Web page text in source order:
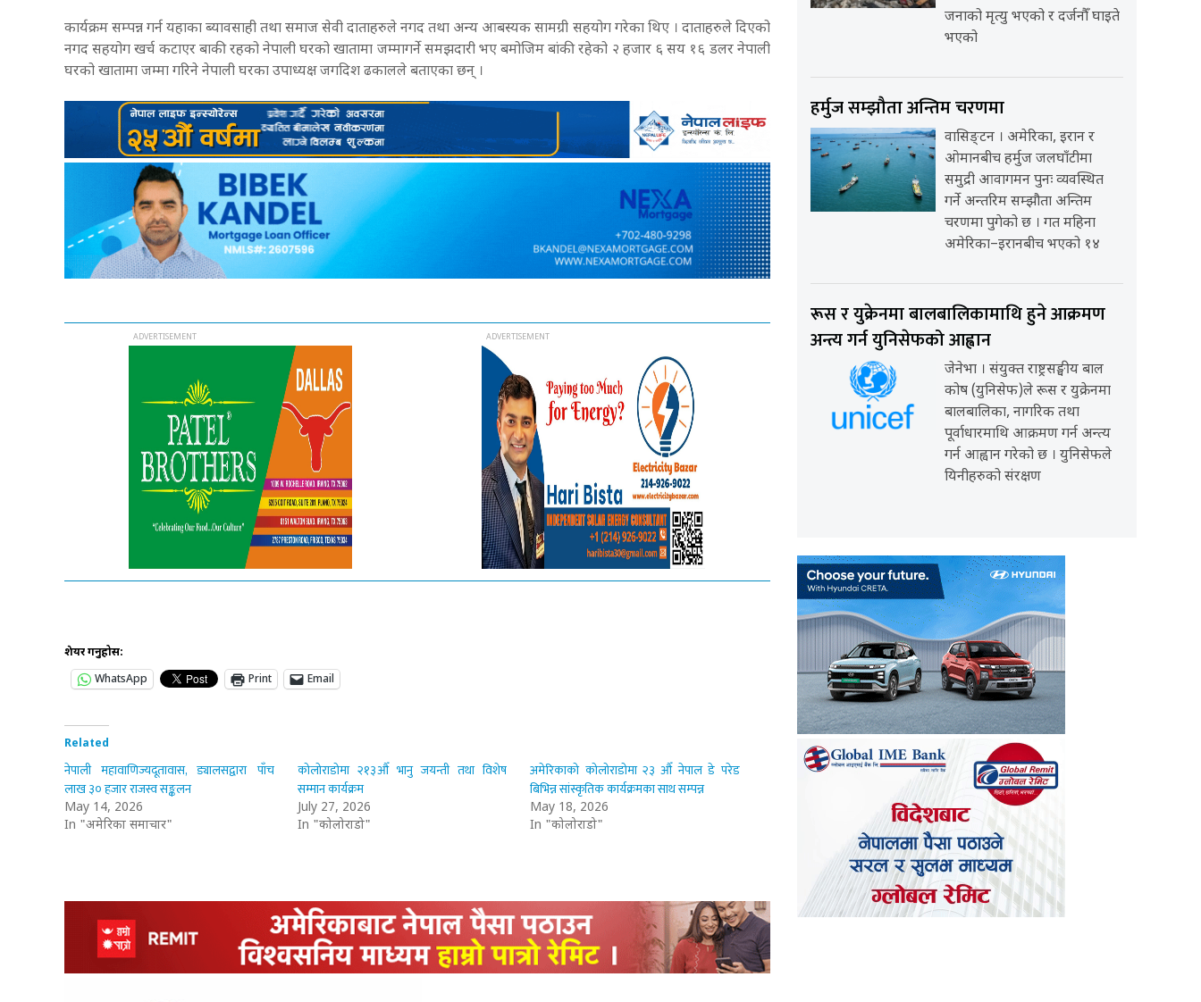
कार्यक्रम सम्पन्न गर्न यहाका ब्यावसाही तथा समाज सेवी दाताहरुले नगद तथा अन्य आबस्यक सामग्री सहयोग गरेका थिए । दाताहरुले दिएको
नगद सहयोग खर्च कटाएर बाकी रहको नेपाली घरको खातामा जम्मागर्ने समझदारी भए बमोजिम बांकी रहेको २ हजार ६ सय १६ डलर नेपाली
घरको खातामा जम्मा गरिने नेपाली घरका उपाध्यक्ष जगदिश ढकालले बताएका छन् ।
शेयर गर्नुहोस:
WhatsApp
Print Email
Related
नेपाली महावाणिज्यदूतावास, ड्यालसद्वारा पाँच
लाख ३० हजार राजस्व सङ्कलन
May 14, 2026
In "अमेरिका समाचार"
कोलोराडोमा २१३औँ भानु जयन्ती तथा विशेष
सम्मान कार्यक्रम
July 27, 2026
In "कोलोराडो"
अमेरिकाको कोलोराडोमा २३ औँ नेपाल डे परेड
बिभिन्न सांस्कृतिक कार्यक्रमका साथ सम्पन्न
May 18, 2026
In "कोलोराडो"
जनाको मृत्यु भएको र दर्जनौँ घाइते
भएको
हर्मुज सम्झौता अन्तिम चरणमा
वासिङ्टन । अमेरिका, इरान र
ओमानबीच हर्मुज जलघाँटीमा
समुद्री आवागमन पुनः व्यवस्थित
गर्ने अन्तरिम सम्झौता अन्तिम
चरणमा पुगेको छ । गत महिना
अमेरिका–इरानबीच भएको १४
रूस र युक्रेनमा बालबालिकामाथि हुने आक्रमण
अन्त्य गर्न युनिसेफको आह्वान
जेनेभा । संयुक्त राष्ट्रसङ्घीय बाल
कोष (युनिसेफ)ले रूस र युक्रेनमा
बालबालिका, नागरिक तथा
पूर्वाधारमाथि आक्रमण गर्न अन्त्य
गर्न आह्वान गरेको छ । युनिसेफले
यिनीहरुको संरक्षण